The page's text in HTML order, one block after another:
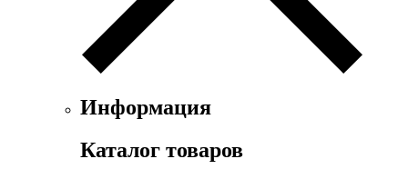
Информация
Каталог товаров